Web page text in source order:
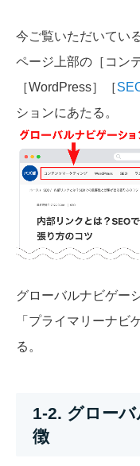
今ご覧いただいてい
ページ上部の［コン
［WordPress］［
ションにあたる。
グローバルナビゲー
「プライマリーナビ
る。
1-2. グロー
徴